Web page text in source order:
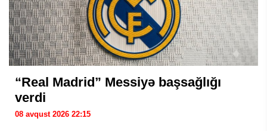
“Real Madrid” Messiyə başsağlığı
verdi
08 avqust 2026 22:15